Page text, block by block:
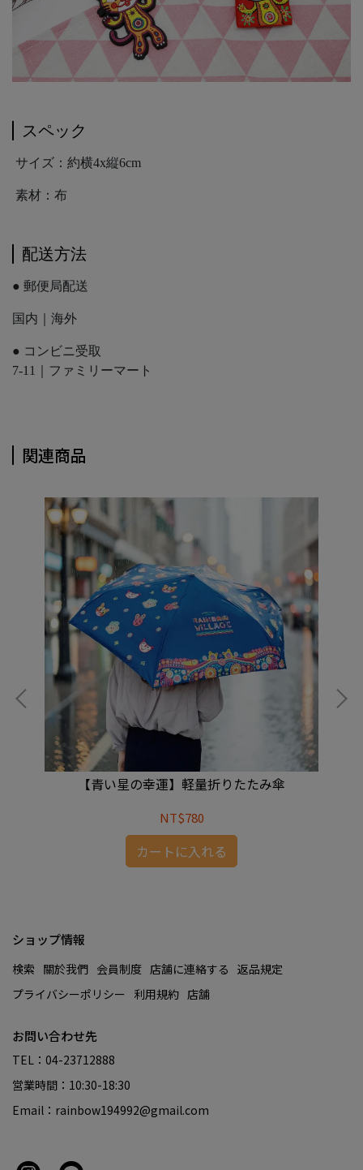
スペック
サイズ：約横4x縦6cm
素材：布
配送方法
● 郵便局配送
国内｜海外
● コンビニ受取
7-11｜ファミリーマート
関連商品
【青い星の幸運】軽量折りたたみ傘
NT$780
カートに入れる
ショップ情報
検索 關於我們 会員制度 店舗に連絡する 返品規定
プライバシーポリシー
利用規約 店舗
お問い合わせ先
TEL：04-23712888
営業時間：10:30-18:30
Email：rainbow194992@gmail.com